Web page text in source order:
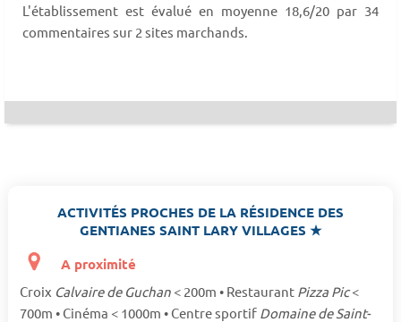
L'établissement est évalué en moyenne 18,6/20 par 34
commentaires sur 2 sites marchands.
ACTIVITÉS PROCHES DE LA RÉSIDENCE DES
GENTIANES SAINT LARY VILLAGES ★
A proximité
Croix Calvaire de Guchan < 200m • Restaurant Pizza Pic<
700m • Cinéma < 1000m • Centre sportif Domaine de Saint-